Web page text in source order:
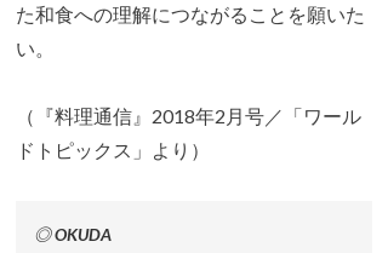
た和食への理解につながることを願いた
い。
（『料理通信』2018年2月号／「ワール
ドトピックス」より）
◎ OKUDA